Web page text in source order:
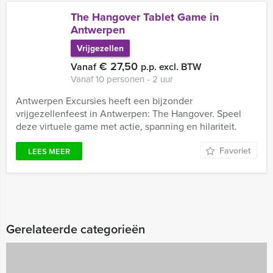
The Hangover Tablet Game in
Antwerpen
Vrijgezellen
Vanaf€ 27,50 p.p. excl. BTW
Vanaf 10 personen ‐ 2 uur
Antwerpen Excursies heeft een bijzonder
vrijgezellenfeest in Antwerpen: The Hangover. Speel
deze virtuele game met actie, spanning en hilariteit.
LEES MEER Favoriet
Gerelateerde categorieën